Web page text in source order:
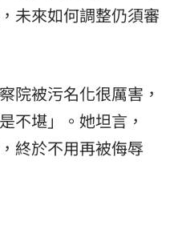
未來如何調整仍須審
院被污名化很厲害，
不堪」。她坦言，
終於不用再被侮辱